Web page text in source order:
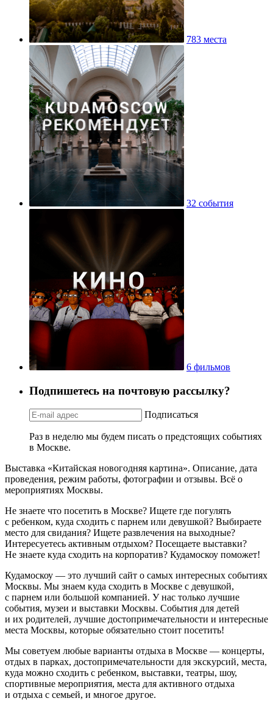
783 места
32 события
6 фильмов
Подпишетесь на почтовую рассылку?
Подписаться
Раз в неделю мы будем писать о предстоящих событиях
в Москве.
Выставка «Китайская новогодняя картина». Описание, дата
проведения, режим работы, фотографии и отзывы. Всё о
мероприятиях Москвы.
Не знаете что посетить в Москве? Ищете где погулять
с ребенком, куда сходить с парнем или девушкой? Выбираете
место для свидания? Ищете развлечения на выходные?
Интересуетесь активным отдыхом? Посещаете выставки?
Не знаете куда сходить на корпоратив? Кудамоскоу поможет!
Кудамоскоу — это лучший сайт о самых интересных событиях
Москвы. Мы знаем куда сходить в Москве с девушкой,
с парнем или большой компанией. У нас только лучшие
события, музеи и выставки Москвы. События для детей
и их родителей, лучшие достопримечательности и интересные
места Москвы, которые обязательно стоит посетить!
Мы советуем любые варианты отдыха в Москве — концерты,
отдых в парках, достопримечательности для экскурсий, места,
куда можно сходить с ребенком, выставки, театры, шоу,
спортивные мероприятия, места для активного отдыха
и отдыха с семьей, и многое другое.